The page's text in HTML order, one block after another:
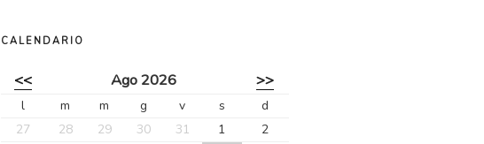
CALENDARIO
<< Ago 2026 >>
l m m g v s
d
27
28 29 30 31 1
2